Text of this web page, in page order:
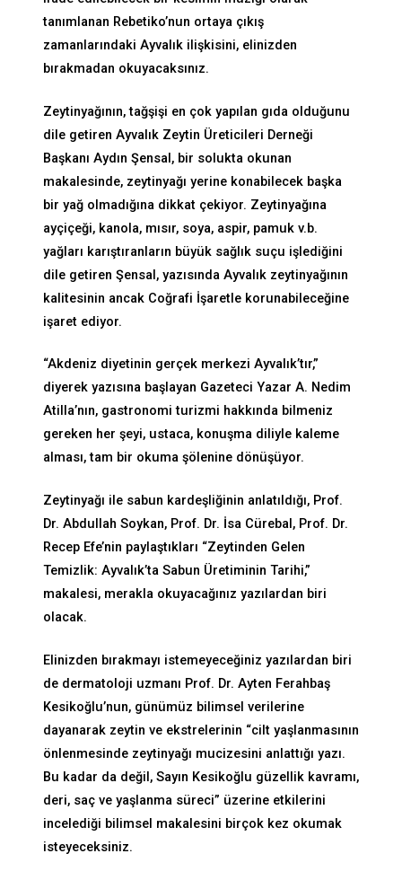
tanımlanan Rebetiko’nun ortaya çıkış
zamanlarındaki Ayvalık ilişkisini, elinizden
bırakmadan okuyacaksınız.
Zeytinyağının, tağşişi en çok yapılan gıda olduğunu
dile getiren Ayvalık Zeytin Üreticileri Derneği
Başkanı Aydın Şensal, bir solukta okunan
makalesinde, zeytinyağı yerine konabilecek başka
bir yağ olmadığına dikkat çekiyor. Zeytinyağına
ayçiçeği, kanola, mısır, soya, aspir, pamuk v.b.
yağları karıştıranların büyük sağlık suçu işlediğini
dile getiren Şensal, yazısında Ayvalık zeytinyağının
kalitesinin ancak Coğrafi İşaretle korunabileceğine
işaret ediyor.
“Akdeniz diyetinin gerçek merkezi Ayvalık’tır,”
diyerek yazısına başlayan Gazeteci Yazar A. Nedim
Atilla’nın, gastronomi turizmi hakkında bilmeniz
gereken her şeyi, ustaca, konuşma diliyle kaleme
alması, tam bir okuma şölenine dönüşüyor.
Zeytinyağı ile sabun kardeşliğinin anlatıldığı, Prof.
Dr. Abdullah Soykan, Prof. Dr. İsa Cürebal, Prof. Dr.
Recep Efe’nin paylaştıkları “Zeytinden Gelen
Temizlik: Ayvalık’ta Sabun Üretiminin Tarihi,”
makalesi, merakla okuyacağınız yazılardan biri
olacak.
Elinizden bırakmayı istemeyeceğiniz yazılardan biri
de dermatoloji uzmanı Prof. Dr. Ayten Ferahbaş
Kesikoğlu’nun, günümüz bilimsel verilerine
dayanarak zeytin ve ekstrelerinin “cilt yaşlanmasının
önlenmesinde zeytinyağı mucizesini anlattığı yazı.
Bu kadar da değil, Sayın Kesikoğlu güzellik kavramı,
deri, saç ve yaşlanma süreci” üzerine etkilerini
incelediği bilimsel makalesini birçok kez okumak
isteyeceksiniz.